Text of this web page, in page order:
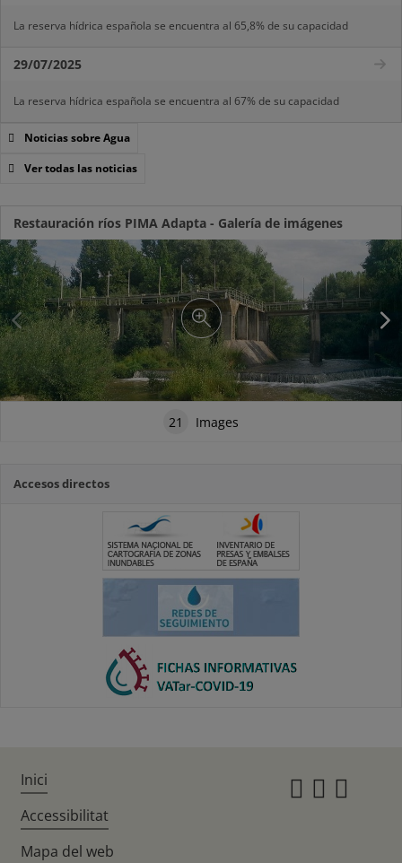
La reserva hídrica española se encuentra al 65,8% de su capacidad
29/07/2025
La reserva hídrica española se encuentra al 67% de su capacidad
Noticias sobre Agua
Ver todas las noticias
Restauración ríos PIMA Adapta - Galería de imágenes
21 Images
Accesos directos
Inici
Accessibilitat
Mapa del web